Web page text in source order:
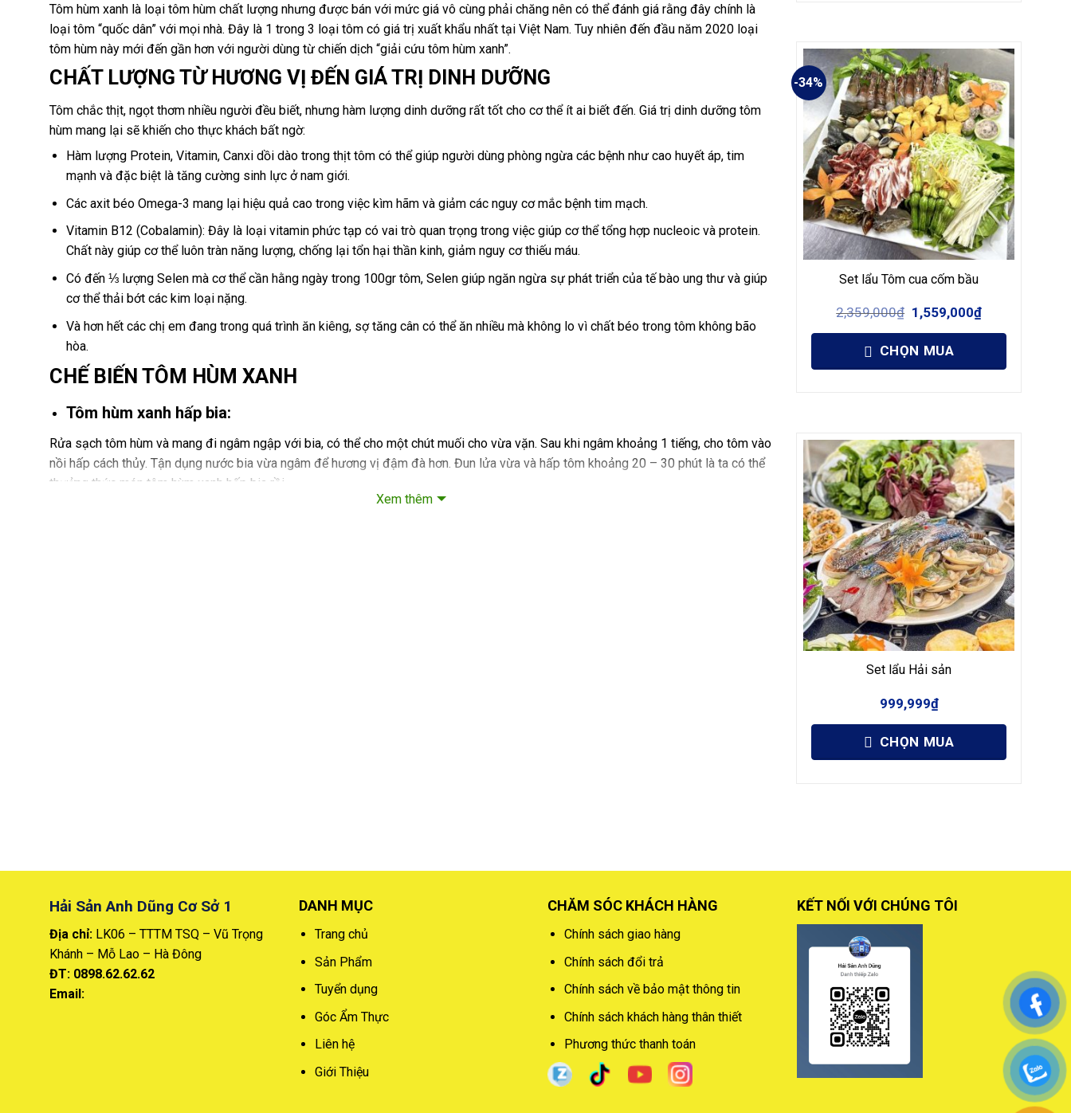
Tôm hùm xanh là loại tôm hùm chất lượng nhưng được bán với mức giá vô cùng phải chăng nên có thể đánh giá rằng đây chính là
loại tôm “quốc dân” với mọi nhà. Đây là 1 trong 3 loại tôm có giá trị xuất khẩu nhất tại Việt Nam. Tuy nhiên đến đầu năm 2020 loại
tôm hùm này mới đến gần hơn với người dùng từ chiến dịch “giải cứu tôm hùm xanh”.
CHẤT LƯỢNG TỪ HƯƠNG VỊ ĐẾN GIÁ TRỊ DINH DƯỠNG
Tôm chắc thịt, ngọt thơm nhiều người đều biết, nhưng hàm lượng dinh dưỡng rất tốt cho cơ thể ít ai biết đến. Giá trị dinh dưỡng tôm
hùm mang lại sẽ khiến cho thực khách bất ngờ:
Hàm lượng Protein, Vitamin, Canxi dồi dào trong thịt tôm có thể giúp người dùng phòng ngừa các bệnh như cao huyết áp, tim
mạnh và đặc biệt là tăng cường sinh lực ở nam giới.
Các axit béo Omega-3 mang lại hiệu quả cao trong việc kìm hãm và giảm các nguy cơ mắc bệnh tim mạch.
Vitamin B12 (Cobalamin): Đây là loại vitamin phức tạp có vai trò quan trọng trong việc giúp cơ thể tổng hợp nucleoic và protein.
Chất này giúp cơ thể luôn tràn năng lượng, chống lại tổn hại thần kinh, giảm nguy cơ thiếu máu.
Có đến ⅓ lượng Selen mà cơ thể cần hằng ngày trong 100gr tôm, Selen giúp ngăn ngừa sự phát triển của tế bào ung thư và giúp
cơ thể thải bớt các kim loại nặng.
Và hơn hết các chị em đang trong quá trình ăn kiêng, sợ tăng cân có thể ăn nhiều mà không lo vì chất béo trong tôm không bão
hòa.
CHẾ BIẾN TÔM HÙM XANH
Tôm hùm xanh hấp bia:
Rửa sạch tôm hùm và mang đi ngâm ngập với bia, có thể cho một chút muối cho vừa vặn. Sau khi ngâm khoảng 1 tiếng, cho tôm vào
nồi hấp cách thủy. Tận dụng nước bia vừa ngâm để hương vị đậm đà hơn. Đun lửa vừa và hấp tôm khoảng 20 – 30 phút là ta có thể
thưởng thức món tôm hùm xanh hấp bia rồi.
Xem thêm
-34%
Set lẩu Tôm cua cốm bầu
2,359,000₫ Giá
gốc
là:
2,359,000₫.
1,559,000₫Giá
tại
CHỌN MUA
Set lẩu Hải sản
999,999₫
CHỌN MUA
Hải Sản Anh Dũng Cơ Sở 1
Địa chỉ: LK06 – TTTM TSQ – Vũ Trọng
Khánh – Mỗ Lao – Hà Đông
ĐT: 0898.62.62.62
Email:
DANH MỤC
Trang chủ
Sản Phẩm
Tuyển dụng
Góc Ẩm Thực
Liên hệ
Giới Thiệu
CHĂM SÓC KHÁCH HÀNG
Chính sách giao hàng
Chính sách đổi trả
Chính sách về bảo mật thông tin
Chính sách khách hàng thân thiết
Phương thức thanh toán
KẾT NỐI VỚI CHÚNG TÔI